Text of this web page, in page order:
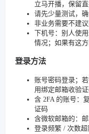
立马开播，保留直
请先少量测试，
非业务需要不建
下机号：别人使
情况；如果有这
登录方法
账号密码登录；
用绑定邮箱收验
含 2FA 的账号：
证码
含微软邮箱的：
登录频繁 / 次数